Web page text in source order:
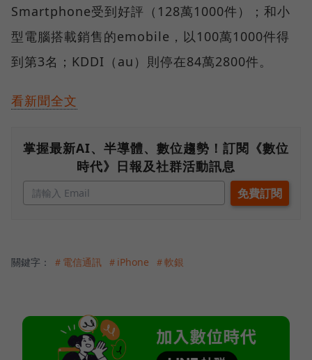
Smartphone受到好評（128萬1000件）；和小
型電腦搭載銷售的emobile，以100萬1000件得
到第3名；KDDI（au）則停在84萬2800件。
看新聞全文
掌握最新AI、半導體、數位趨勢！訂閱《數位
時代》日報及社群活動訊息
關鍵字： ＃電信通訊 ＃iPhone ＃軟銀